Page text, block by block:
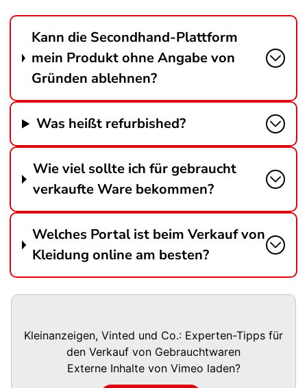
Kann die Secondhand-Plattform
mein Produkt ohne Angabe von
Gründen ablehnen?
Was heißt refurbished?
Wie viel sollte ich für gebraucht
verkaufte Ware bekommen?
Welches Portal ist beim Verkauf von
Kleidung online am besten?
Kleinanzeigen, Vinted und Co.: Experten-Tipps für
den Verkauf von Gebrauchtwaren
Externe Inhalte von Vimeo laden?